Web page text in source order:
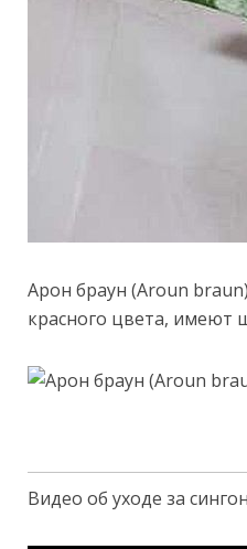
Арон браун (Aroun
красного цвета, имеют
Видео об уходе за